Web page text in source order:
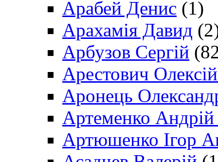
Арабей Денис (1)
Арахамія Давид
Арбузов Сергій
Арестович
Аронець
Артеменко Андрій
Артюшенко Ігор